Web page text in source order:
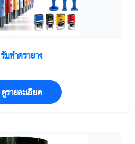
รับทำตรายาง
ดูรายละเอียด